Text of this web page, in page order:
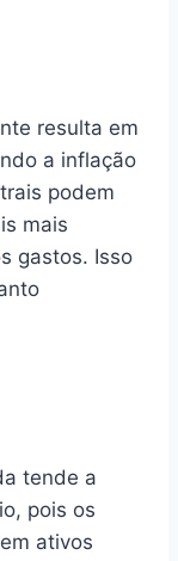
resulta em
a inflação
podem
mais
gastos. Isso
tende a
pois os
ativos